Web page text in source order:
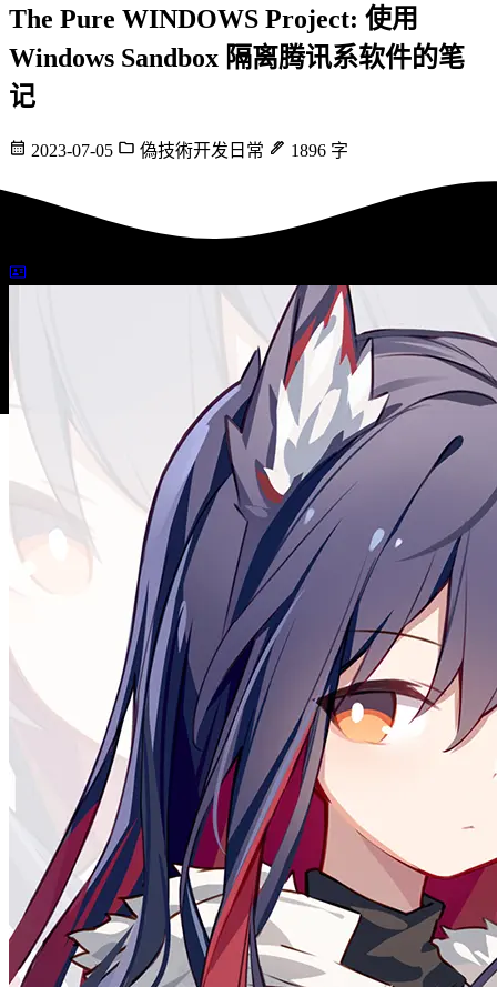
The Pure WINDOWS Project: 使用
Windows Sandbox 隔离腾讯系软件的笔
记
2023-07-05 偽技術开发日常 1896 字